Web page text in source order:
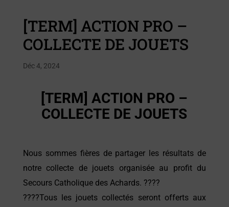
[TERM] ACTION PRO –
COLLECTE DE JOUETS
Déc 4, 2024
[TERM] ACTION PRO –
COLLECTE DE JOUETS
Nous sommes fières de partager les résultats de
notre collecte de jouets organisée au profit du
Secours Catholique des Achards. ????
????Tous les jouets collectés seront offerts aux